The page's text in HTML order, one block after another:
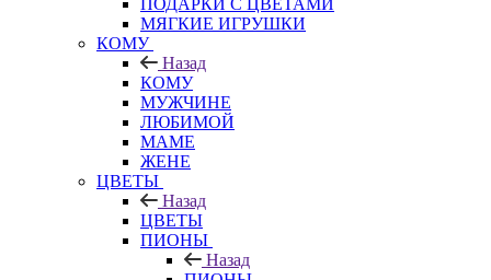
ПОДАРКИ С ЦВЕТАМИ
МЯГКИЕ ИГРУШКИ
КОМУ
Назад
КОМУ
МУЖЧИНЕ
ЛЮБИМОЙ
МАМЕ
ЖЕНЕ
ЦВЕТЫ
Назад
ЦВЕТЫ
ПИОНЫ
Назад